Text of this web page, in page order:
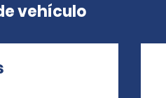
vehículo